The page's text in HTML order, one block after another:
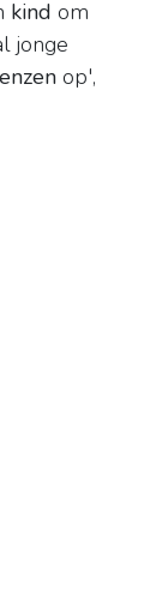
kind om
jonge
op',